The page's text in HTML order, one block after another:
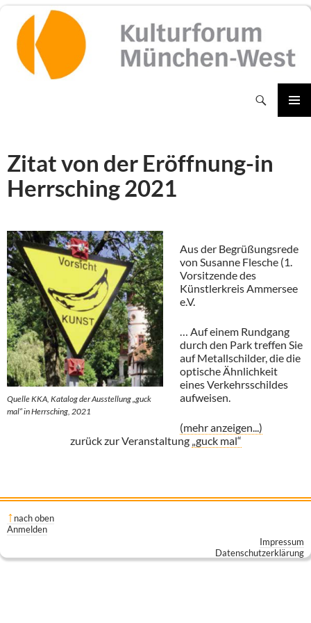
Inhalt
springen
Zitat von der Eröffnung-in
Herrsching 2021
Quelle KKA, Katalog der Ausstellung „guck
mal“ in Herrsching, 2021
Aus der Begrüßungsrede
von Susanne Flesche (1.
Vorsitzende des
Künstlerkreis Ammersee
e.V.
… Auf einem Rundgang
durch den Park treffen Sie
auf Metallschilder, die die
optische Ähnlichkeit
eines Verkehrsschildes
aufweisen.
(mehr anzeigen...)
zurück zur Veranstaltung „guck mal“
nach oben
Anmelden
Impressum
Datenschutzerklärung